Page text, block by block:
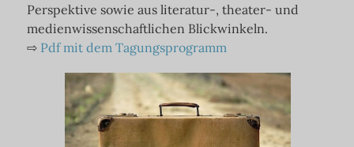
Perspektive sowie aus literatur-, theater- und
medienwissenschaftlichen Blickwinkeln.
⇨ Pdf mit dem Tagungsprogramm